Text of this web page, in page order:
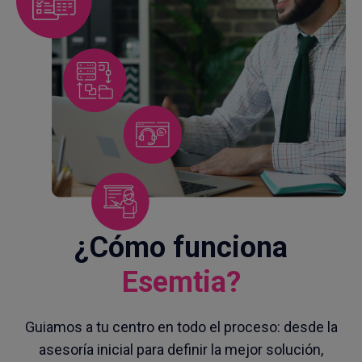
¿Cómo funciona
Esemtia?
Guiamos a tu centro en todo el proceso: desde la
asesoría inicial para definir la mejor solución,